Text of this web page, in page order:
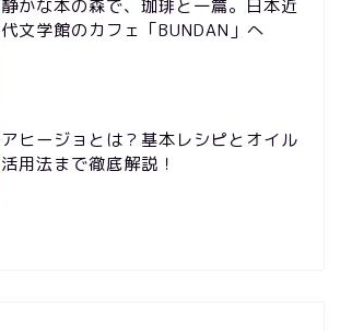
静かな本の森で、珈琲と一篇。日本近
代文学館のカフェ「BUNDAN」へ
アヒージョとは？基本レシピとオイル
活用法まで徹底解説！